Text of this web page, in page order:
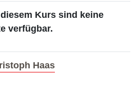
Kurs sind keine
verfügbar.
Haas- Mehr Infos zum